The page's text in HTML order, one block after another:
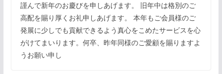
謹んで新年のお慶びを申しあげます。 旧年中は格別のご
高配を賜り厚くお礼申しあげます。 本年もご会員様のご
発展に少しでも貢献できるよう真心をこめたサービスを心
がけてまいります。何卒、昨年同様のご愛顧を賜りますよ
うお願い申し